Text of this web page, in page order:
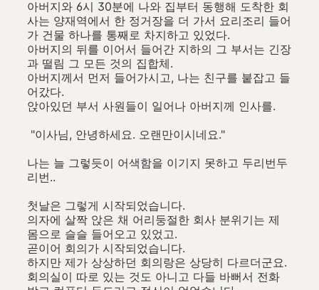
아버지와 6시 30분에 나와 집부터 동행해 도착한 회
사는 양재역에서 한 정거장을 더 가서 요리조리 들어
가 건물 하나를 통째로 차지하고 있었다.
아버지의 뒤를 이어서 들어간 지하의 그 부서는 긴장
과 떨림 그 모든 것의 집합체.
아버지께서 먼저 들어가시고, 나는 친구를 붙잡고 들
어갔다.
앉아있던 부서 사원들이 일어나 아버지께 인사를.
"이사님, 안녕하세요. 오랜만이시네요."
나는 늘 그렇듯이 어색함을 이기지 못하고 두리번두
리번..
첫날은 그렇게 시작되었습니다.
의자에 살짝 앉은 채 어리둥절한 회사 분위기는 제
몸으로 슬슬 들어오고 있었고.
곧이어 회의가 시작되었습니다.
하지만 제가 상상하던 회의랑은 상당히 다르더군요.
회의실이 따로 있는 것도 아니고 다들 바뻐서 전화